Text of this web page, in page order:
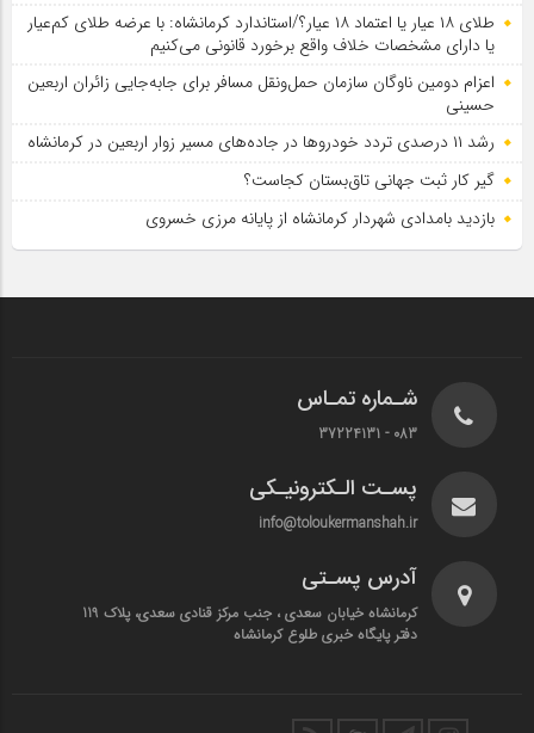
طلای ۱۸ عیار یا اعتماد ۱۸ عیار؟/استاندارد کرمانشاه: با عرضه طلای کم‌عیار
یا دارای مشخصات خلاف واقع برخورد قانونی می‌کنیم
اعزام دومین ناوگان سازمان حمل‌ونقل مسافر برای جابه‌جایی زائران اربعین
حسینی
رشد ۱۱ درصدی تردد خودروها در جاده‌های مسیر زوار اربعین در کرمانشاه
گیر کار ثبت جهانی تاق‌بستان کجاست؟
بازدید بامدادی شهردار کرمانشاه از پایانه مرزی خسروی
شـماره تمـاس
083 - 37224131
پسـت الـکترونیـکی
info@toloukermanshah.ir
آدرس پسـتی
کرمانشاه خیابان سعدی ، جنب مرکز قنادی سعدی، پلاک 119
دفتر پایگاه خبری طلوع کرمانشاه